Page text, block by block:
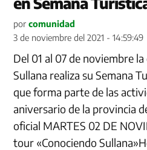
por comunidad
3 de noviembre del 2021 - 14:59:49
Del 01 al 07 de noviembre
Sullana realiza su Semana
que forma parte de las
aniversario de la provincia
oficial MARTES 02 DE
tour «Conociendo